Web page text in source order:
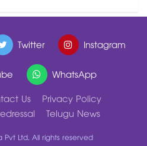
Twitter
Instagram
WhatsApp
Us
Privacy Policy
Telugu News
Ltd. All rights reserved